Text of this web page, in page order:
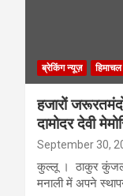
ब्रेकिंग न्यूज़
हजारों
दामोदर देवी
September 30,
कुल्लू । ठाकुर
मनाली में अपने